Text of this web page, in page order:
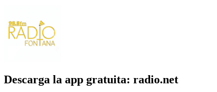
Descarga la app gratuita: radio.net